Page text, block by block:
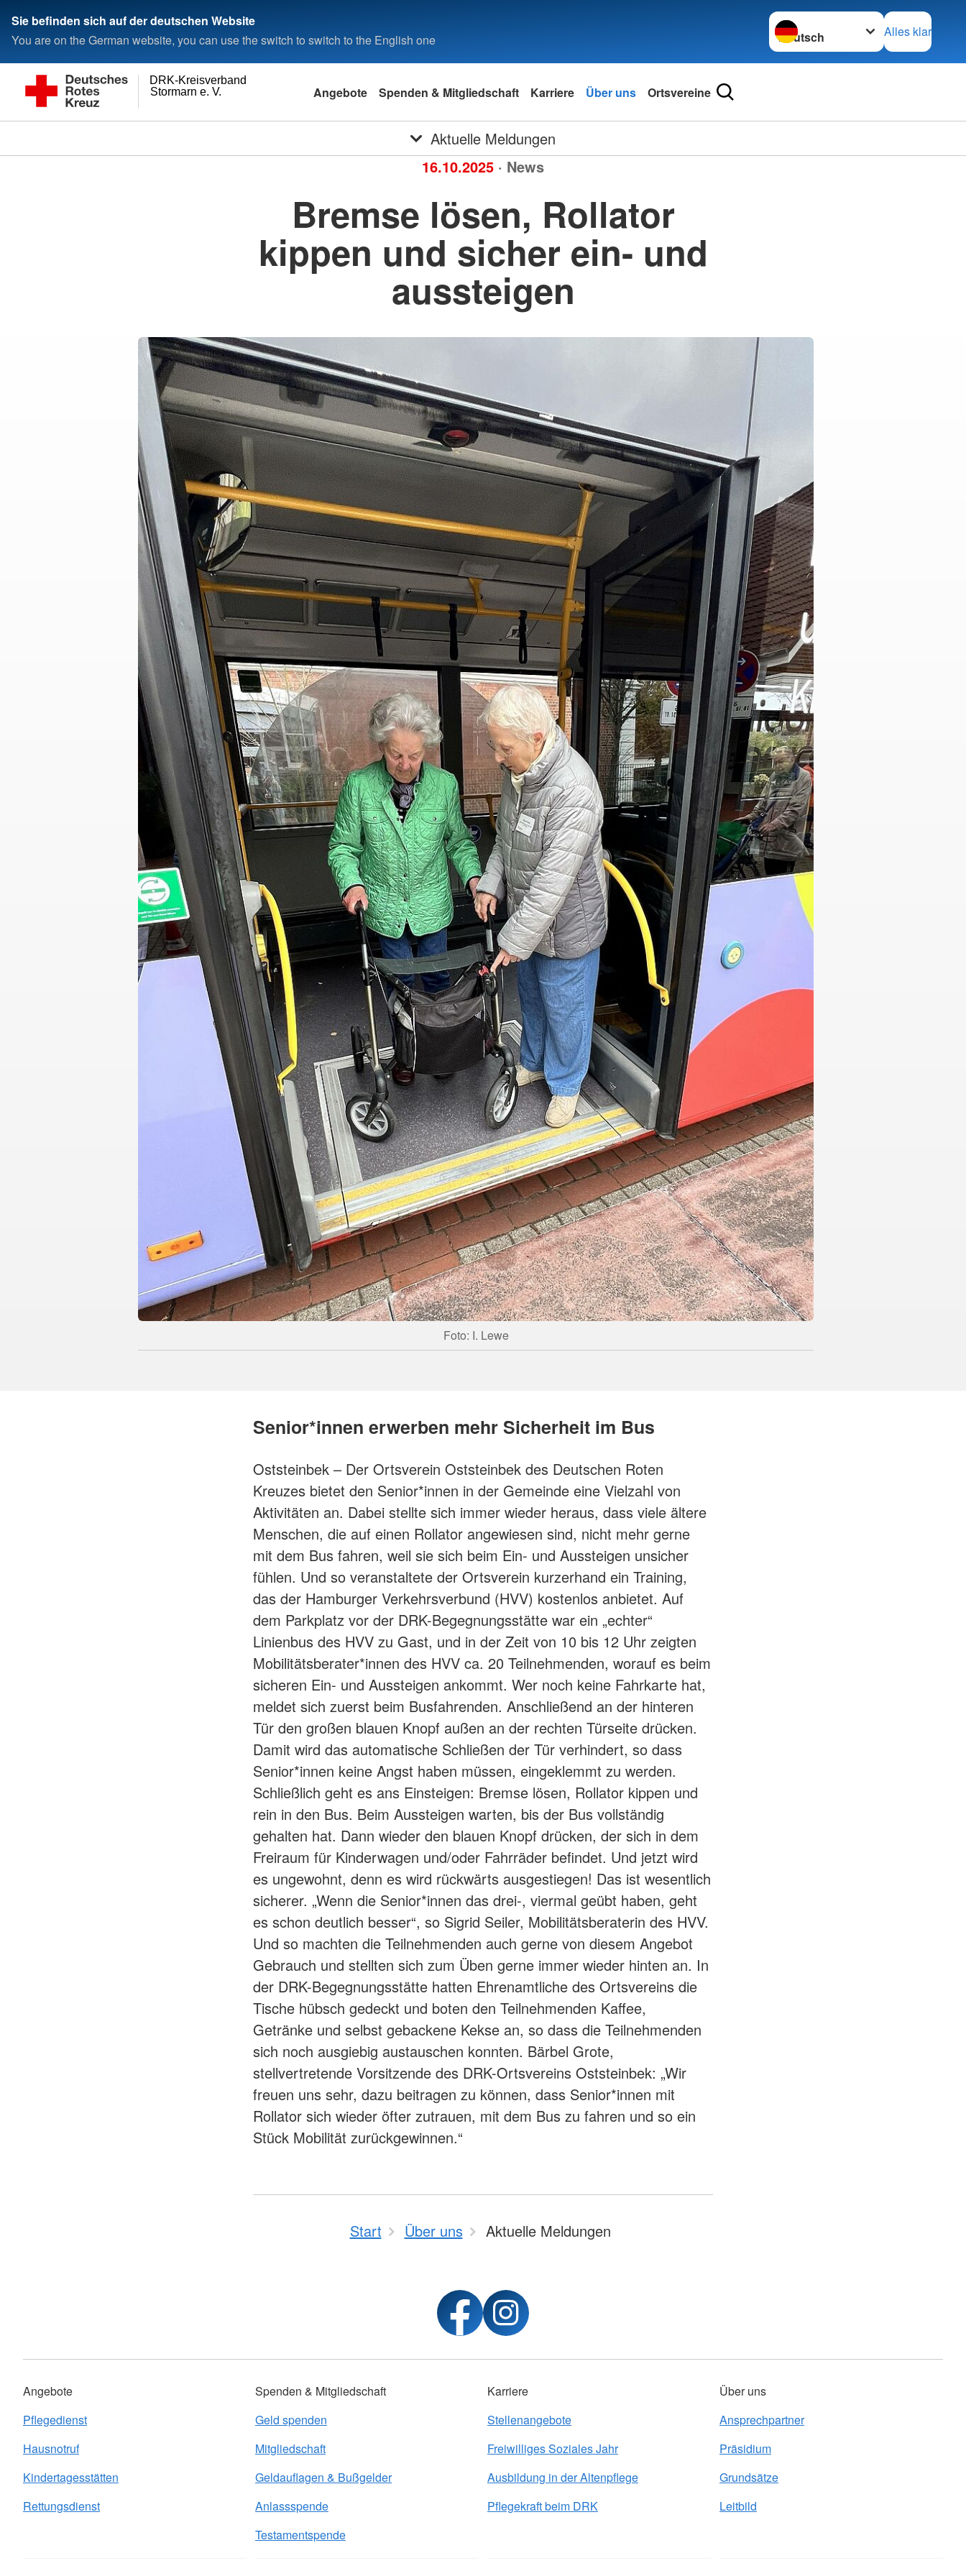
Sie befinden sich auf der deutschen Website
You are on the German website, you can use the switch to switch to the English one
Sprache wechseln zu
Alles klar
Stormarn e. V.
DRK-Kreisverband
Angebote Spenden & Mitgliedschaft Karriere Über uns Ortsvereine
Aktuelle Meldungen
16.10.2025 · News
Bremse lösen, Rollator
kippen und sicher ein- und
aussteigen
Foto: I. Lewe
Senior*innen erwerben mehr Sicherheit im Bus
Oststeinbek – Der Ortsverein Oststeinbek des Deutschen Roten
Kreuzes bietet den Senior*innen in der Gemeinde eine Vielzahl von
Aktivitäten an. Dabei stellte sich immer wieder heraus, dass viele ältere
Menschen, die auf einen Rollator angewiesen sind, nicht mehr gerne
mit dem Bus fahren, weil sie sich beim Ein- und Aussteigen unsicher
fühlen. Und so veranstaltete der Ortsverein kurzerhand ein Training,
das der Hamburger Verkehrsverbund (HVV) kostenlos anbietet. Auf
dem Parkplatz vor der DRK-Begegnungsstätte war ein „echter“
Linienbus des HVV zu Gast, und in der Zeit von 10 bis 12 Uhr zeigten
Mobilitätsberater*innen des HVV ca. 20 Teilnehmenden, worauf es beim
sicheren Ein- und Aussteigen ankommt. Wer noch keine Fahrkarte hat,
meldet sich zuerst beim Busfahrenden. Anschließend an der hinteren
Tür den großen blauen Knopf außen an der rechten Türseite drücken.
Damit wird das automatische Schließen der Tür verhindert, so dass
Senior*innen keine Angst haben müssen, eingeklemmt zu werden.
Schließlich geht es ans Einsteigen: Bremse lösen, Rollator kippen und
rein in den Bus. Beim Aussteigen warten, bis der Bus vollständig
gehalten hat. Dann wieder den blauen Knopf drücken, der sich in dem
Freiraum für Kinderwagen und/oder Fahrräder befindet. Und jetzt wird
es ungewohnt, denn es wird rückwärts ausgestiegen! Das ist wesentlich
sicherer. „Wenn die Senior*innen das drei-, viermal geübt haben, geht
es schon deutlich besser“, so Sigrid Seiler, Mobilitätsberaterin des HVV.
Und so machten die Teilnehmenden auch gerne von diesem Angebot
Gebrauch und stellten sich zum Üben gerne immer wieder hinten an. In
der DRK-Begegnungsstätte hatten Ehrenamtliche des Ortsvereins die
Tische hübsch gedeckt und boten den Teilnehmenden Kaffee,
Getränke und selbst gebackene Kekse an, so dass die Teilnehmenden
sich noch ausgiebig austauschen konnten. Bärbel Grote,
stellvertretende Vorsitzende des DRK-Ortsvereins Oststeinbek: „Wir
freuen uns sehr, dazu beitragen zu können, dass Senior*innen mit
Rollator sich wieder öfter zutrauen, mit dem Bus zu fahren und so ein
Stück Mobilität zurückgewinnen.“
Start Über uns Aktuelle Meldungen
Angebote
Pflegedienst
Hausnotruf
Kindertagesstätten
Rettungsdienst
Spenden & Mitgliedschaft
Geld spenden
Mitgliedschaft
Geldauflagen & Bußgelder
Anlassspende
Testamentspende
Karriere
Stellenangebote
Freiwilliges Soziales Jahr
Ausbildung in der Altenpflege
Pflegekraft beim DRK
Über uns
Ansprechpartner
Präsidium
Grundsätze
Leitbild